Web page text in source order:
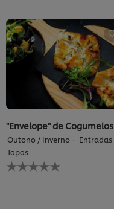
recipe
"Envelope" de Cogumelos
Outono / Inverno
Entradas
Tapas
Nenhuma
avaliação